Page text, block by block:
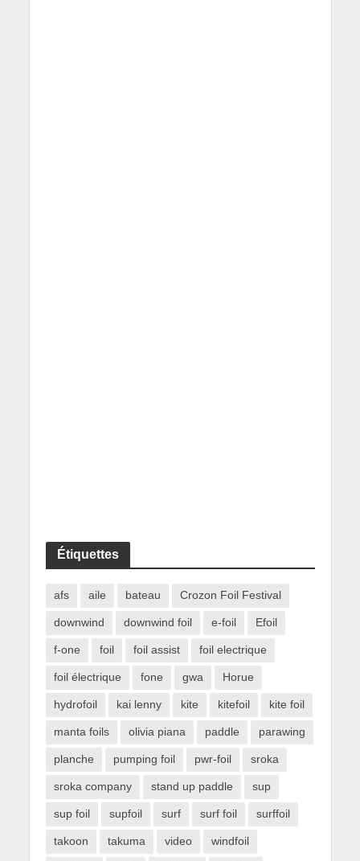
Étiquettes
afs aile bateau Crozon Foil Festival
downwind downwind foil e-foil Efoil
f-one foil foil assist foil electrique
foil électrique fone gwa Horue
hydrofoil kai lenny kite kitefoil kite foil
manta foils olivia piana paddle parawing
planche pumping foil pwr-foil sroka
sroka company stand up paddle sup
sup foil supfoil surf surf foil surffoil
takoon takuma video windfoil